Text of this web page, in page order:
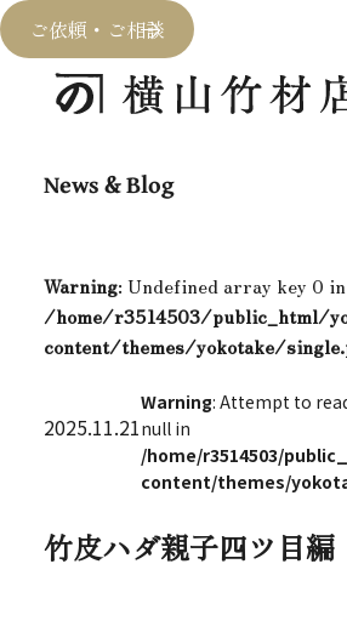
ご依頼・ご相談
News & Blog
Warning: Undefined array key 0 in
/home/r3514503/public_html/
content/themes/yokotake/
2025.11.21
Warning: Attempt to
null in
/home/r3514503/
content/themes/
竹皮ハダ親子四ツ目編